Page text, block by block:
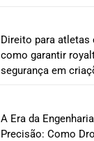
Direito para atletas
como garantir
segurança em
A Era da
Precisão: Como